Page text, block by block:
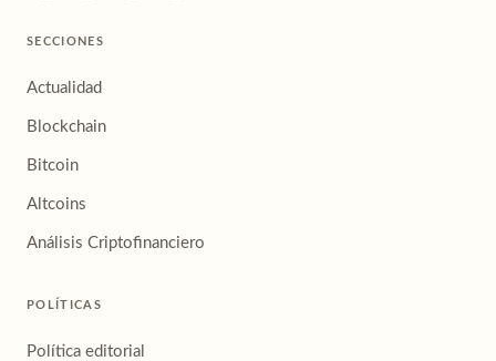
SECCIONES
Actualidad
Blockchain
Bitcoin
Altcoins
Análisis Criptofinanciero
POLÍTICAS
Política editorial